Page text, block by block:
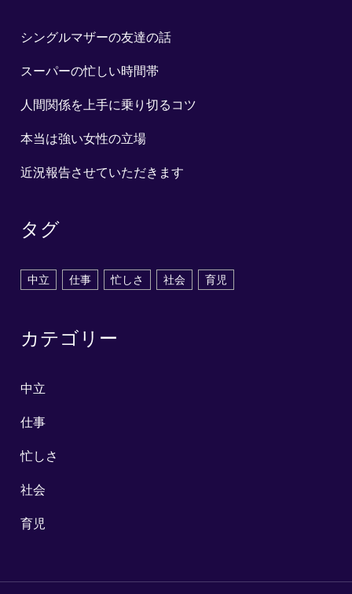
シングルマザーの友達の話
スーパーの忙しい時間帯
人間関係を上手に乗り切るコツ
本当は強い女性の立場
近況報告させていただきます
タグ
中立 仕事 忙しさ 社会 育児
カテゴリー
中立
仕事
忙しさ
社会
育児